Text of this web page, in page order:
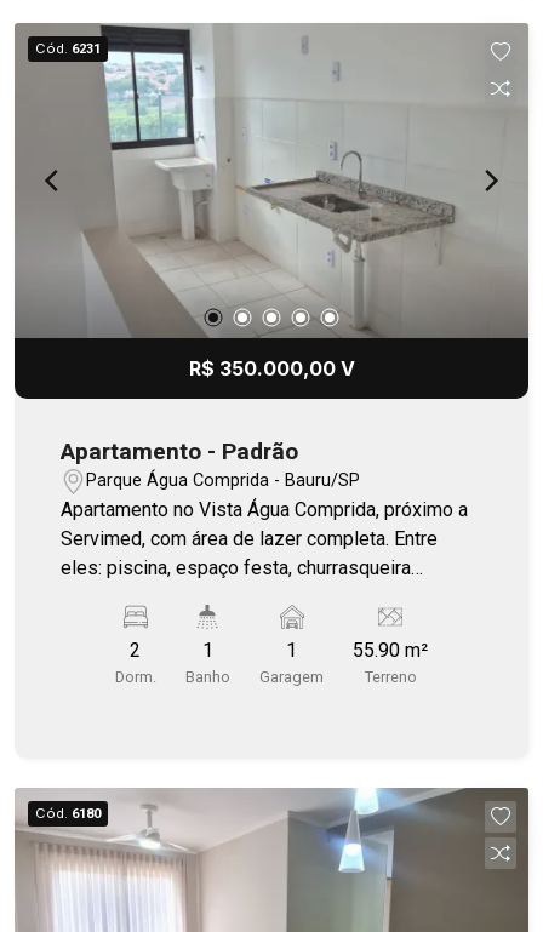
Cód. 6231
R$ 350.000,00 V
Apartamento - Padrão
Parque Água Comprida - Bauru/SP
Apartamento no Vista Água Comprida, próximo a
Servimed, com área de lazer completa. Entre
eles: piscina, espaço festa, churrasqueira
espaço sunset...
2
Dorm.
1
Banho
1
Garagem
55.90 m²
Terreno
Cód. 6180